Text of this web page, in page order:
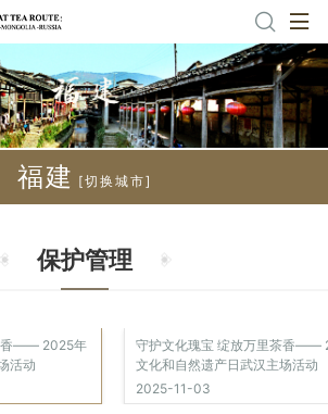
福建 [切换城市]
保护管理
香—— 2025年
活动
守护文化瑰宝 绽放万里茶香——
文化和自然遗产日武汉主场活动
2025-11-03